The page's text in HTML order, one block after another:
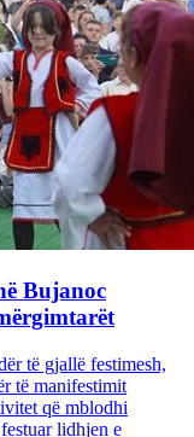
Bujanoc
të gjallë festimesh,
të manifestimit
që mblodhi
lidhjen e